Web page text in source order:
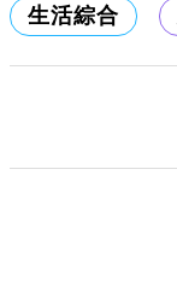
生活綜合